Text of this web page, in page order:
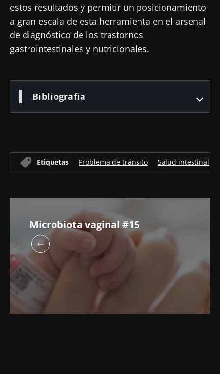
estos resultados y permitir un posicionamiento
a gran escala de esta herramienta en el arsenal
de diagnóstico de los trastornos
gastrointestinales y nutricionales.
Bibliografia
Etiquetas Problema de tránsito Salud intestinal
Microbiota vaginal #15
23/07/2026
Influencia
de la
artículo
16/07/2026
Microbiota
intratumoral:
10/07/
artículo